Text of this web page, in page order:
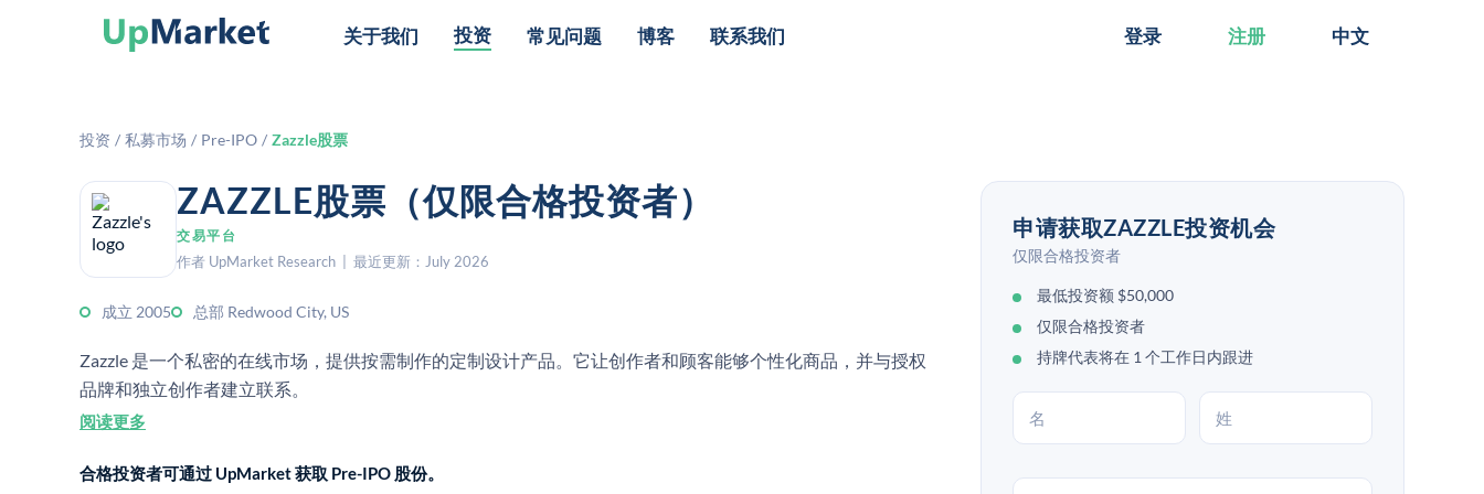
关于我们 投资 常见问题 博客 联系我们 登录 注册 中文
投资 / 私募市场 / Pre-IPO / Zazzle股票
ZAZZLE股票（仅限合格投资者）
交易平台
作者 UpMarket Research | 最近更新：July 2026
成立 2005 总部 Redwood City, US
Zazzle 是一个私密的在线市场，提供按需制作的定制设计产品。它让创作者和顾客能够个性化商品，并与授权
品牌和独立创作者建立联系。
阅读更多
合格投资者可通过 UpMarket 获取 Pre-IPO 股份。
申请获取ZAZZLE投资机会
仅限合格投资者
最低投资额 $50,000
仅限合格投资者
持牌代表将在 1 个工作日内跟进